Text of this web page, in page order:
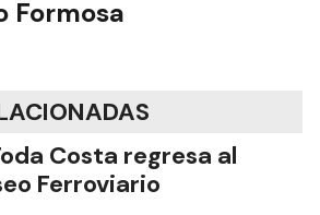
Formosa
Costa regresa al
Ferroviario